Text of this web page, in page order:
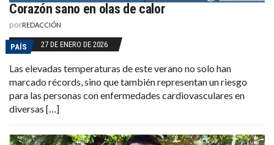
Corazón sano en olas de calor
porREDACCIÓN
PAÍS 27 DE ENERO DE 2026
Las elevadas temperaturas de este verano no solo han
marcado récords, sino que también representan un riesgo
para las personas con enfermedades cardiovasculares en
diversas […]